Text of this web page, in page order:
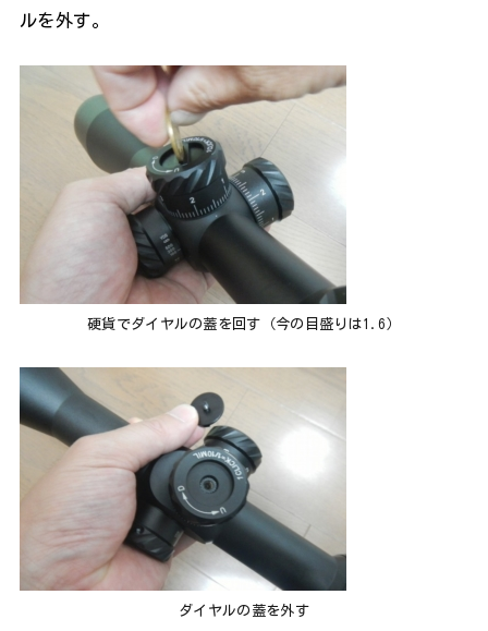
ルを外す。
硬貨でダイヤルの蓋を回す（今の目盛りは1.6）
ダイヤルの蓋を外す